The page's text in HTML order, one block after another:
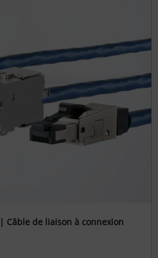
Câble de liaison à connexion